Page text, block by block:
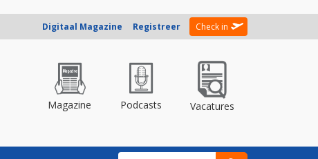
Digitaal Magazine Registreer Check in
Magazine Podcasts Vacatures